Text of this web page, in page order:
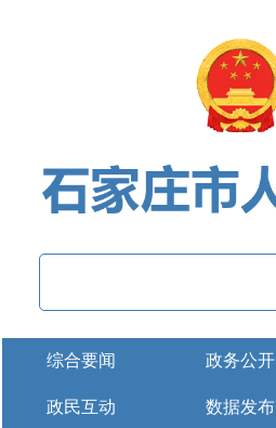
综合要闻 政务公开
政民互动 数据发布